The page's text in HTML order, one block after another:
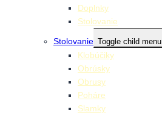
Doplnky
Stolovanie
Stolovanie Toggle child menu
Klobúčiky
Obrúsky
Obrusy
Poháre
Slamky